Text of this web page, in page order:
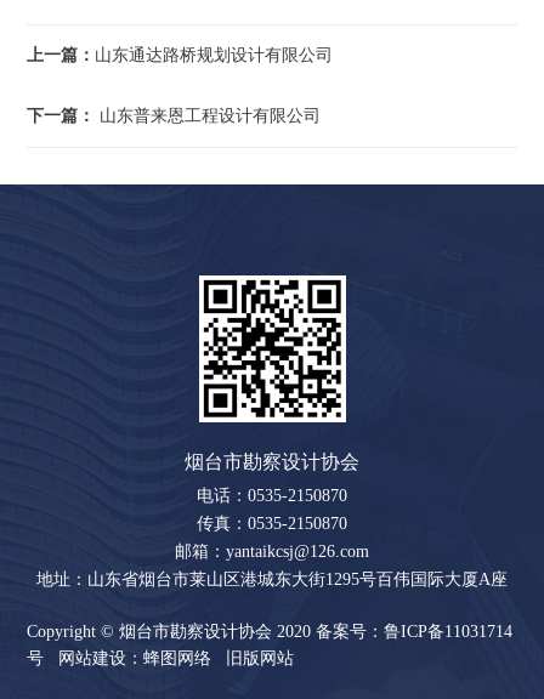
上一篇： 山东通达路桥规划设计有限公司
下一篇： 山东普来恩工程设计有限公司
烟台市勘察设计协会
电话：0535-2150870
传真：0535-2150870
邮箱：yantaikcsj@126.com
地址：山东省烟台市莱山区港城东大街1295号百伟国际大厦A座
Copyright © 烟台市勘察设计协会 2020备案号：鲁ICP备11031714
号
网站建设：蜂图网络 旧版网站